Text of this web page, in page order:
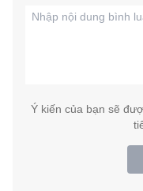
Ý kiến của bạn sẽ